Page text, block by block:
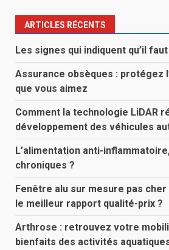
ARTICLES RÉCENTS
Les signes qui indiquent qu’il
Assurance obsèques : protégez
que vous aimez
Comment la technologie LiDAR
développement des véhicules
L’alimentation anti-
chroniques ?
Fenêtre alu sur mesure pas
le meilleur rapport qualité-prix ?
Arthrose : retrouvez votre
bienfaits des activités